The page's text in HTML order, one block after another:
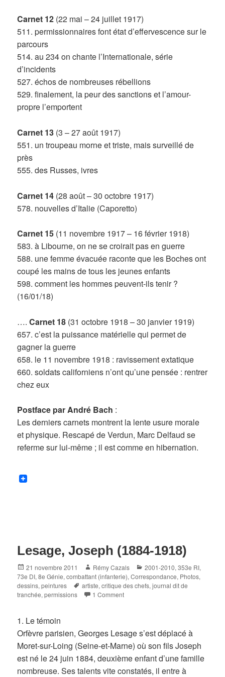
Carnet 12 (22 mai – 24 juillet 1917)
511. permissionnaires font état d’effervescence sur le
parcours
514. au 234 on chante l’Internationale, série
d’incidents
527. échos de nombreuses rébellions
529. finalement, la peur des sanctions et l’amour-
propre l’emportent
Carnet 13 (3 – 27 août 1917)
551. un troupeau morne et triste, mais surveillé de
près
555. des Russes, ivres
Carnet 14 (28 août – 30 octobre 1917)
578. nouvelles d’Italie (Caporetto)
Carnet 15 (11 novembre 1917 – 16 février 1918)
583. à Libourne, on ne se croirait pas en guerre
588. une femme évacuée raconte que les Boches ont
coupé les mains de tous les jeunes enfants
598. comment les hommes peuvent-ils tenir ?
(16/01/18)
….Carnet 18 (31 octobre 1918 – 30 janvier 1919)
657. c’est la puissance matérielle qui permet de
gagner la guerre
658. le 11 novembre 1918 : ravissement extatique
660. soldats californiens n’ont qu’une pensée : rentrer
chez eux
Postface par André Bach :
Les derniers carnets montrent la lente usure morale
et physique. Rescapé de Verdun, Marc Delfaud se
referme sur lui-même ; il est comme en hibernation.
Lesage, Joseph (1884-1918)
Posted
on
21 novembre 2011 Author
Rémy Cazals Categories
2001-2010,353e RI,
73e DI,8e Génie,combattant (infanterie),Correspondance, Photos,
dessins, peintures
Tags
artiste,critique des chefs,journal dit de
tranchée,permissions 1 Comment
1. Le témoin
Orfèvre parisien, Georges Lesage s’est déplacé à
Moret-sur-Loing (Seine-et-Marne) où son fils Joseph
est né le 24 juin 1884, deuxième enfant d’une famille
nombreuse. Ses talents vite constatés, il entre à